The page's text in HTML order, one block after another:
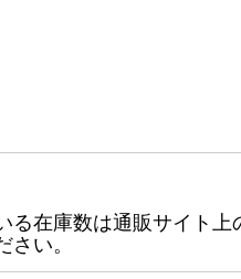
る在庫数は通販サイト
い。